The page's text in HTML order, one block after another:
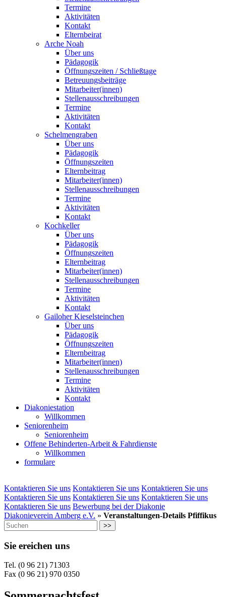
Termine
Aktivitäten
Kontakt
Elternbeirat
Arche Noah
Über uns
Pädagogik
Öffnungszeiten / Schließtage
Betreuungsbeiträge
Mitarbeiter(innen)
Stellenausschreibungen
Termine
Aktivitäten
Kontakt
Schelmengraben
Über uns
Pädagogik
Öffnungszeiten
Elternbeitrag
Mitarbeiter(innen)
Stellenausschreibungen
Termine
Aktivitäten
Kontakt
Kochkeller
Über uns
Pädagogik
Öffnungszeiten
Elternbeitrag
Mitarbeiter(innen)
Stellenausschreibungen
Termine
Aktivitäten
Kontakt
Gailoher Kieselsteinchen
Über uns
Pädagogik
Öffnungszeiten
Elternbeitrag
Mitarbeiter(innen)
Stellenausschreibungen
Termine
Aktivitäten
Kontakt
Diakoniestation
Willkommen
Seniorenheim
Seniorenheim
Offene Behinderten-Arbeit & Fahrdienste
Willkommen
formulare
Kontaktieren Sie uns Kontaktieren Sie uns Kontaktieren Sie uns
Kontaktieren Sie uns Kontaktieren Sie uns Kontaktieren Sie uns
Kontaktieren Sie uns Bewerbung bei der Diakonie
Diakonieverein Amberg e.V. » Veranstaltungen-Details Pfiffikus
>>
Sie ereichen uns
Tel. (0 96 21) 71303
Fax (0 96 21) 970 0350